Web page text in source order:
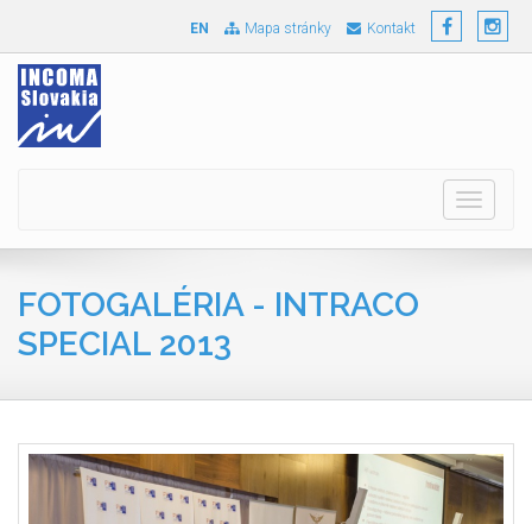
EN Mapa stránky Kontakt
Toggle
FOTOGALÉRIA - INTRACO
SPECIAL 2013